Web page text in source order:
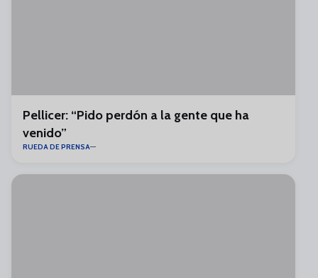
Pellicer: “Pido perdón a la gente que ha
venido”
RUEDA DE PRENSA